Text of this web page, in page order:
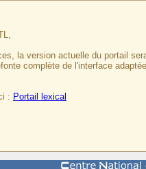
la version actuelle du portail
complète de l'interface
: Portail lexical